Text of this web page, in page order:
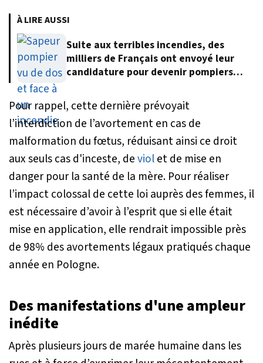
À LIRE AUSSI
Suite aux terribles incendies, des
milliers de Français ont envoyé leur
candidature pour devenir pompiers
Pour rappel, cette dernière prévoyait
l’interdiction de l’avortement en cas de
malformation du fœtus, réduisant ainsi ce droit
aux seuls cas d'inceste, deviolet de mise en
danger pour la santé de la mère. Pour réaliser
l’impact colossal de cette loi auprès des femmes, il
est nécessaire d’avoir à l’esprit que si elle était
mise en application, elle rendrait impossible près
de 98% des avortements légaux pratiqués chaque
année en Pologne.
Des manifestations d'une ampleur
inédite
Après plusieurs jours de marée humaine dans les